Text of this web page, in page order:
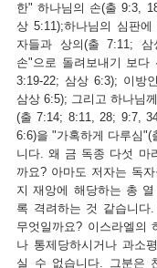
한" 하나님의 손(출 9:3,
상 5:11);하나님의 심판
자들과 상의(출 7:11;
손"으로 돌려보내기 보다
3:19-22; 삼상 6:3); 이방
삼상 6:5); 그리고 하나님
(출 7:14; 8:11, 28; 9:7,
6:6)을 "가혹하게 다루심"(
니다. 왜 금 독종 다섯 마
까요? 아마도 저자는 독
지 재앙에 해당하는 총
록 격려하는 것 같습니다
무엇일까요? 이스라엘의
나 통제당하시거나 과소
실 수 없습니다. 그분은